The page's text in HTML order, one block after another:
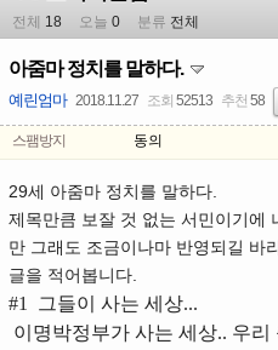
전체 18 오늘 0 분류 전체
아줌마 정치를 말하다.
예린엄마 2018.11.27 조회 52513 추천 58
스팸방지 동의
29세 아줌마 정치를 말하다.
제목만큼 보잘 것 없는 서민이기에
만 그래도 조금이나마 반영되길 바
글을 적어봅니다.
#1
그들이 사는 세상...
이명박정부가 사는 세상.. 우리